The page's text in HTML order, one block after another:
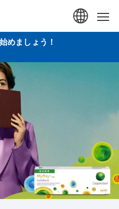
めましょう！